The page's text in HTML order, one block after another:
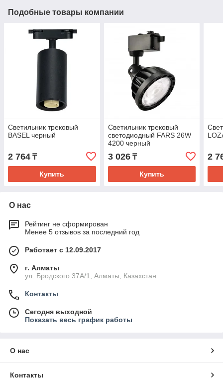
Подобные товары компании
Светильник трековый
BASEL черный
2 764 ₸
Купить
Светильник трековый
светодиодный FARS 26W
4200 черный
3 026₸
Купить
2
О нас
Рейтинг не сформирован
Менее 5 отзывов за последний год
Работает с 12.09.2017
г. Алматы
ул. Бродского 37А/1, Алматы, Казахстан
Контакты
Сегодня выходной
Показать весь график работы
О нас
Контакты